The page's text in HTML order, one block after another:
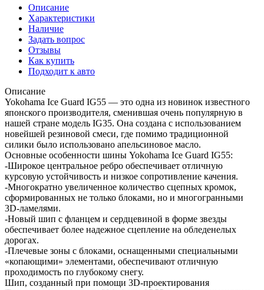
Описание
Характеристики
Наличие
Задать вопрос
Отзывы
Как купить
Подходит к авто
Описание
Yokohama Ice Guard IG55 — это одна из новинок известного
японского производителя, сменившая очень популярную в
нашей стране модель IG35. Она создана с использованием
новейшей резиновой смеси, где помимо традиционной
силики было использовано апельсиновое масло.
Основные особенности шины Yokohama Ice Guard IG55:
-Широкое центральное ребро обеспечивает отличную
курсовую устойчивость и низкое сопротивление качения.
-Многократно увеличенное количество сцепных кромок,
сформированных не только блоками, но и многогранными
3D-ламелями.
-Новый шип с фланцем и сердцевиной в форме звезды
обеспечивает более надежное сцепление на обледенелых
дорогах.
-Плечевые зоны с блоками, оснащенными специальными
«копающими» элементами, обеспечивают отличную
проходимость по глубокому снегу.
Шип, созданный при помощи 3D-проектирования